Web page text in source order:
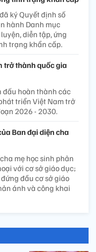
ký Quyết định số
hành Danh mục
diễn tập, ứng
trạng khẩn cấp.
trở thành quốc gia
đấu hoàn thành các
triển Việt Nam trở
2026 - 2030.
Ban đại diện cha
mẹ học sinh phản
với cơ sở giáo dục;
đầu cơ sở giáo
ánh và công khai